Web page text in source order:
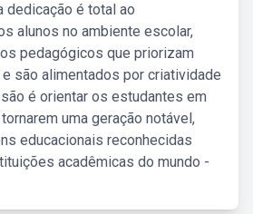
dedicação é total ao
alunos no ambiente escolar,
pedagógicos que priorizam
são alimentados por criatividade
é orientar os estudantes em
uma geração notável,
educacionais reconhecidas
acadêmicas do mundo -